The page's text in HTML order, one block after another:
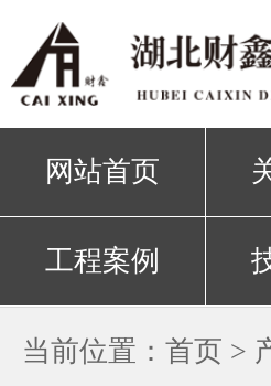
网站首页
工程案例
当前位置： 首页 >